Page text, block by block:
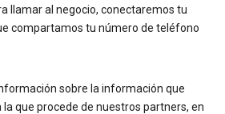
llamar al negocio, conectaremos tu
compartamos tu número de teléfono
sobre la información que
la que procede de nuestros partners, en